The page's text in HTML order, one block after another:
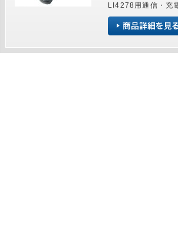
LI4278用通信・充